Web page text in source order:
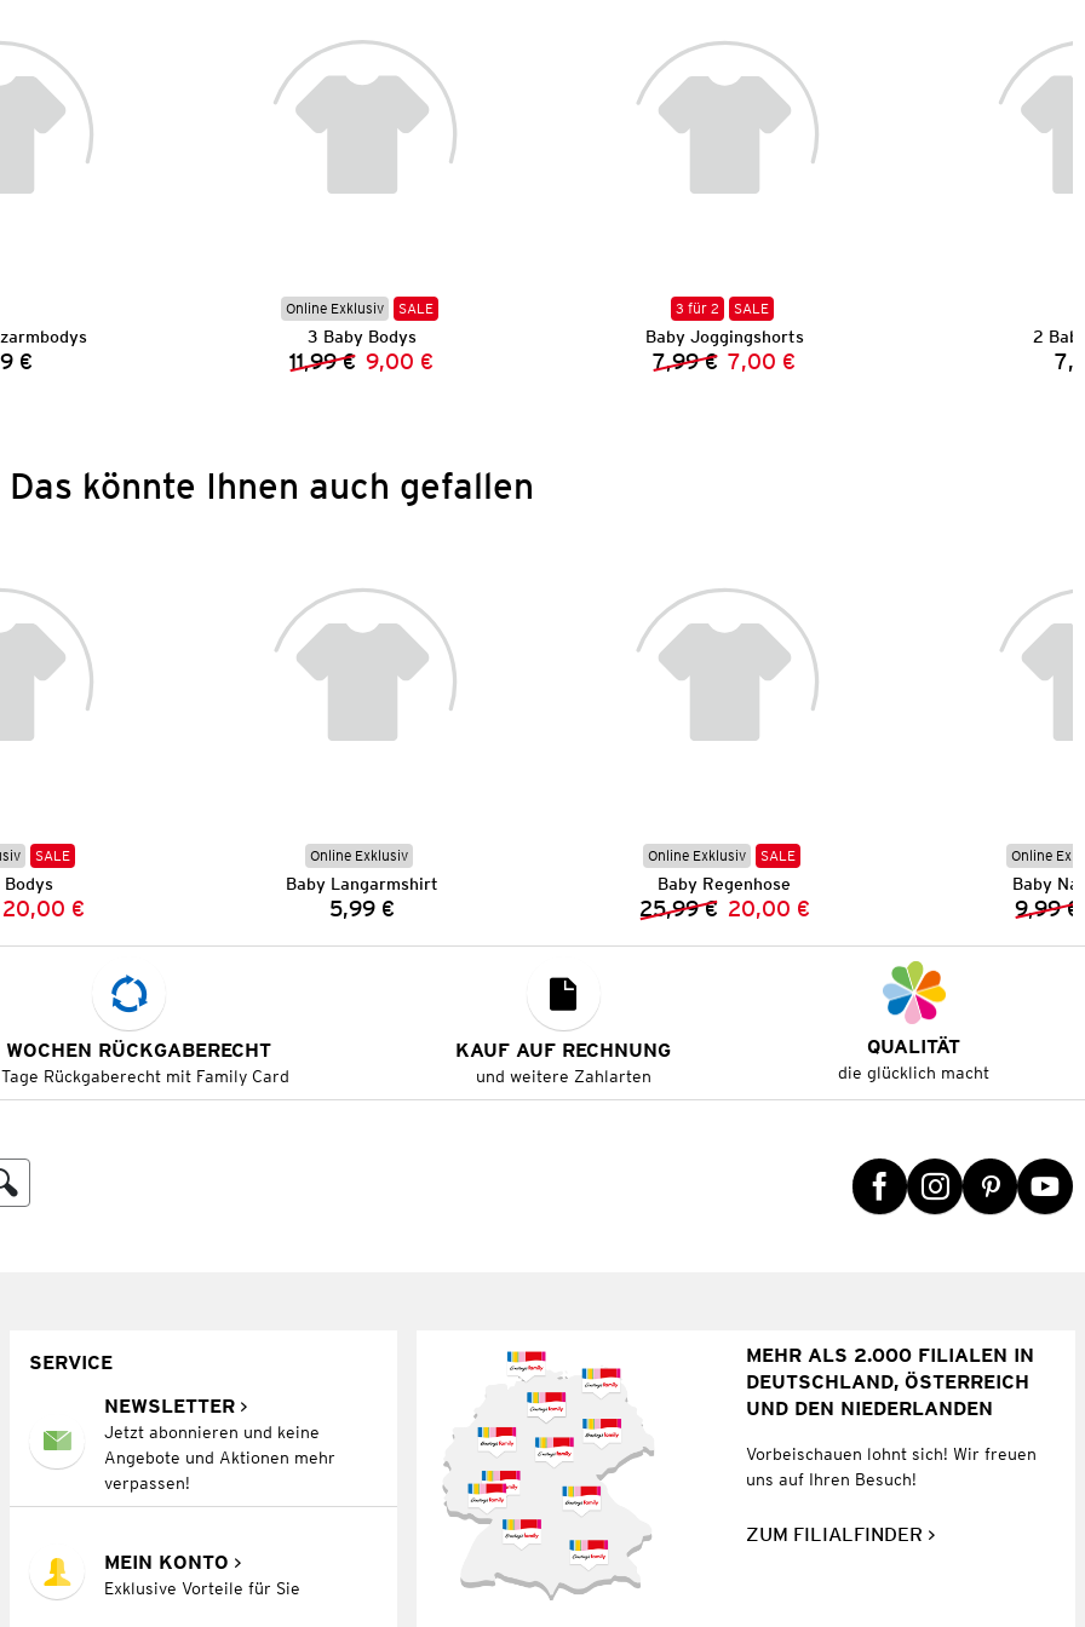
€
Online Exklusiv SALE
3 Baby Bodys
Vorheriger Preis:
11,99 € Neuer Preis:
9,00 €
3 für 2 SALE
Baby Joggingshorts
Vorheriger Preis:
7,99 € Neuer Preis:
7,00 €
2
Das könnte Ihnen auch gefallen
SALE
Bodys
Preis:
Preis:
20,00 €
Online Exklusiv
Baby Langarmshirt
Preis:
5,99 €
Online Exklusiv SALE
Baby Regenhose
Vorheriger Preis:
25,99 € Neuer Preis:
20,00 €
Online
Baby
9,99 €
RÜCKGABERECHT
Rückgaberecht mit Family Card
KAUF AUF RECHNUNG
und weitere Zahlarten
QUALITÄT
die glücklich macht
SERVICE
NEWSLETTER
Jetzt abonnieren und keine
Angebote und Aktionen mehr
verpassen!
MEIN KONTO
Exklusive Vorteile für Sie
MEHR ALS 2.000 FILIALEN IN
DEUTSCHLAND, ÖSTERREICH
UND DEN NIEDERLANDEN
Vorbeischauen lohnt sich! Wir freuen
uns auf Ihren Besuch!
ZUM FILIALFINDER